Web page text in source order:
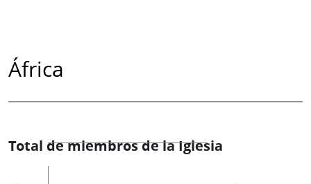
África
Total de miembros de la Iglesia